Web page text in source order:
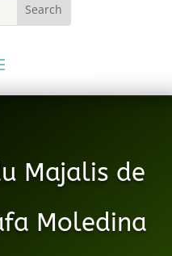
Majalis de
Moledina